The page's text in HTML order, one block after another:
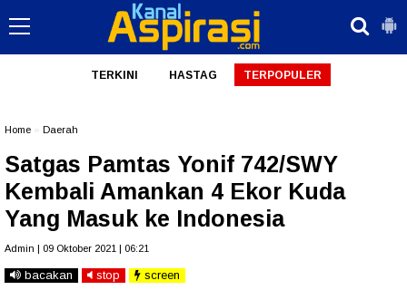
TERKINI HASTAG TERPOPULER
Home Daerah
Satgas Pamtas Yonif 742/SWY
Kembali Amankan 4 Ekor Kuda
Yang Masuk ke Indonesia
Admin | 09 Oktober 2021 | 06:21
bacakan stop screen